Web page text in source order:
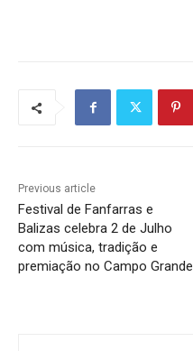
Previous article
Festival de Fanfarras e
Balizas celebra 2 de Julho
com música, tradição e
premiação no Campo Grande